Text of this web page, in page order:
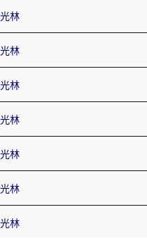
林
林
林
林
林
林
林